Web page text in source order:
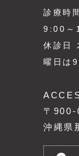
診療時
9:00～
休診日
曜日は
〒900-
沖縄県